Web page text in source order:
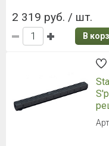
2 319 руб. / шт.
В